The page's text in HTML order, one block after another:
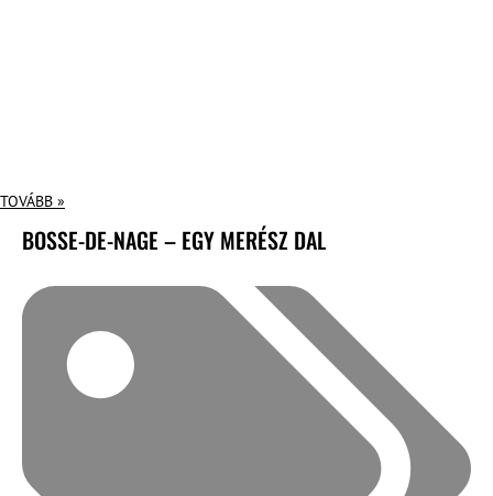
TOVÁBB »
BOSSE-DE-NAGE – EGY MERÉSZ DAL